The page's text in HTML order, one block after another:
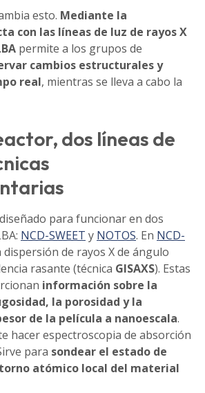
esto. Mediante la
con las líneas de luz de rayos X
permite a los grupos de
cambios estructurales y
real, mientras se lleva a cabo la
dos líneas de
para funcionar en dos
NCD-SWEET y NOTOS. En NCD-
dispersión de rayos X de ángulo
rasante (técnica GISAXS). Estas
información sobre la
la porosidad y la
de la película a nanoescala.
hacer espectroscopia de absorción
para sondear el estado de
atómico local del material